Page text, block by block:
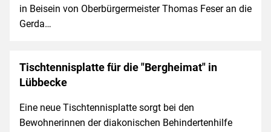
in Beisein von Oberbürgermeister Thomas Feser an die
Gerda…
Tischtennisplatte für die "Bergheimat" in
Lübbecke
Eine neue Tischtennisplatte sorgt bei den
Bewohnerinnen der diakonischen Behindertenhilfe